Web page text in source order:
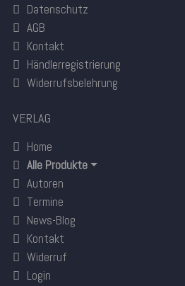
Datenschutz
AGB
Kontakt
Händlerregistrierung
Widerrufsbelehrung
VERLAG
Home
Alle Produkte
Autoren
Termine
News-Blog
Kontakt
Widerruf
Login